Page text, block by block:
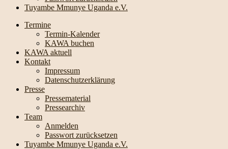
Tuyambe Mmunye Uganda e.V.
Termine
Termin-Kalender
KAWA buchen
KAWA aktuell
Kontakt
Impressum
Datenschutzerklärung
Presse
Pressematerial
Pressearchiv
Team
Anmelden
Passwort zurücksetzen
Tuyambe Mmunye Uganda e.V.